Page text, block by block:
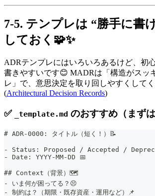
7-5. テンプレは “勝手に書
しておく🧩✨
ADRテンプレにはいろいろあるけど、初
書きやすいです😊 MADRは「構造がスッ
レ」で、意思決定を取り回しやすくして
(Architectural Decision Records)
✅ _template.md のおすすめ（まず
# ADR-0000: タイトル（短く！）📝
-
Status: Proposed / Accepted /
-
Date: YYYY-MM-DD 📅
## Context（背景）🗺️
-
いま何が困ってる？😣
-
制約は？（期限・既存資産・運用など）📌